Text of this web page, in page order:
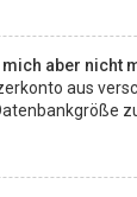
aber nicht
aus